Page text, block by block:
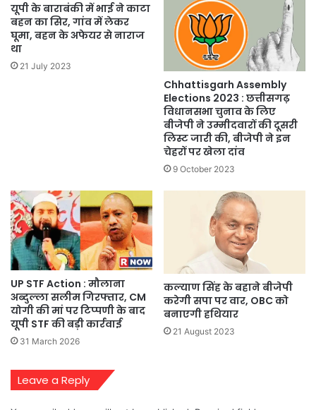
यूपी के बाराबंकी में भाई ने काटा
बहन का सिर, गांव में लेकर
घूमा, बहन के अफेयर से नाराज
था
21 July 2023
Chhattisgarh Assembly
Elections 2023 : छत्तीसगढ़
विधानसभा चुनाव के लिए
बीजेपी ने उम्मीदवारों की दूसरी
लिस्ट जारी की, बीजेपी ने इन
चेहरों पर खेला दांव
9 October 2023
UP STF Action : मौलाना
अब्दुल्ला सलीम गिरफ्तार, CM
योगी की मां पर टिप्पणी के बाद
यूपी STF की बड़ी कार्रवाई
31 March 2026
कल्याण सिंह के बहाने बीजेपी
करेगी सपा पर वार, OBC को
बनाएगी हथियार
21 August 2023
Leave a Reply